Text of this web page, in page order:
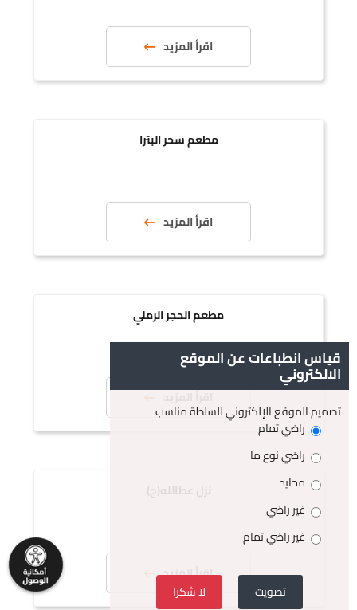
قياس انطباعات عن الموقع
الالكتروني
تصميم الموقع الإلكتروني للسلطة مناسب
راضي تمام
راضي نوع ما
محايد
غير راضي
غير راضي تمام
تصويت لا شكرا
اقرأ المزيد
مطعم سحر البترا
اقرأ المزيد
مطعم الحجر الرملي
اقرأ المزيد
اقرأ المزيد